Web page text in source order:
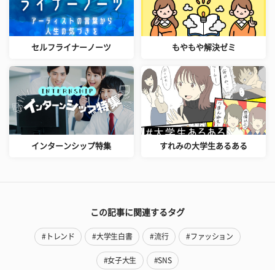
セルフライナーノーツ もやもや解決ゼミ
インターンシップ特集 すれみの大学生あるある
この記事に関連するタグ
#トレンド #大学生白書 #流行 #ファッション
#女子大生 #SNS